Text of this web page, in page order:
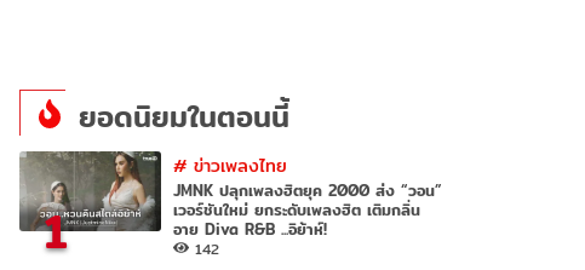
ยอดนิยมในตอนนี้
1
# ข่าวเพลงไทย
JMNK ปลุกเพลงฮิตยุค 2000 ส่ง “วอน”
เวอร์ชันใหม่ ยกระดับเพลงฮิต เติมกลิ่น
อาย Diva R&B ...อิย้าห์!
142